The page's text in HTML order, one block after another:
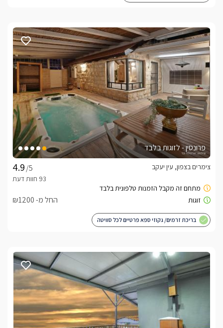
פרונסין - לזוגות בלבד
/5
צימרים בצפון, עין יעקב
החל מ- ₪1200
בריכת זרמים/ גקוזי ספא פרטיים לכל סוויטה